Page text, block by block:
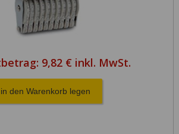
9,82 € inkl. MwSt.